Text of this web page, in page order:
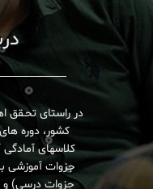
در راستای تحـقق
کشور، دوره
کلاسهای آمادگی
جزوات آموزشی
جزوات درسی) و